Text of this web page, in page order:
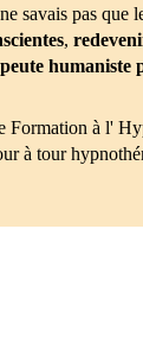
savais pas
,
humaniste
Formation à l'
à tour